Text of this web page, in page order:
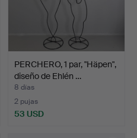
PERCHERO, 1 par, "Häpen",
diseño de Ehlén …
8 días
2 pujas
53 USD